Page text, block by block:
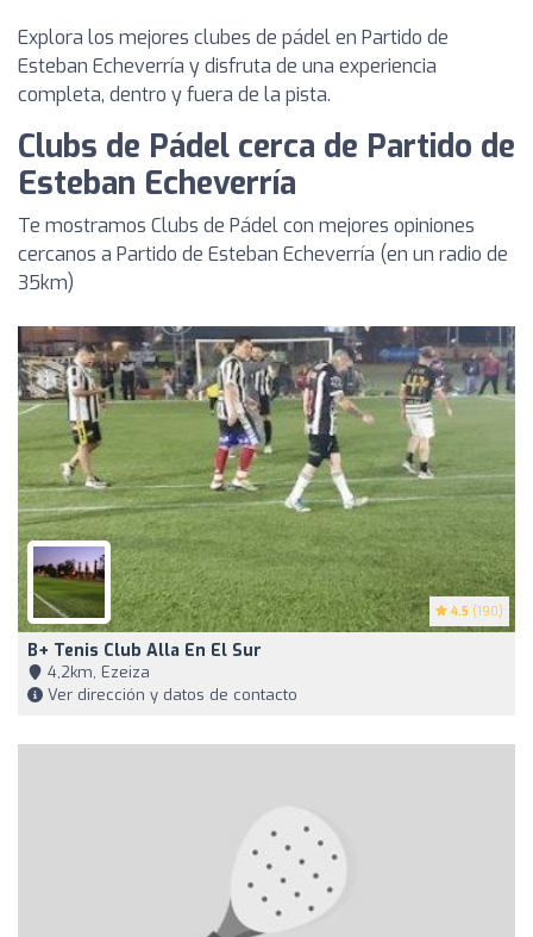
Explora los mejores clubes de pádel en Partido de
Esteban Echeverría y disfruta de una experiencia
completa, dentro y fuera de la pista.
Clubs de Pádel cerca de Partido de
Esteban Echeverría
Te mostramos Clubs de Pádel con mejores opiniones
cercanos a Partido de Esteban Echeverría (en un radio de
35km)
4.5 (190)
B+ Tenis Club Alla En El Sur
4,2km, Ezeiza
Ver dirección y datos de contacto